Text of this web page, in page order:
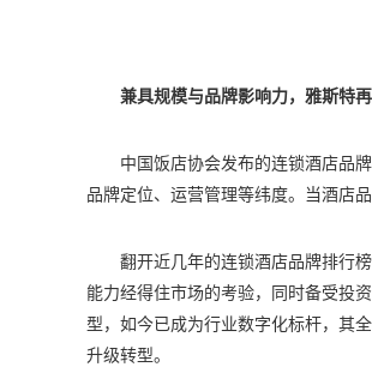
兼具规模与品牌影响力，雅斯特
中国饭店协会发布的连锁酒店品
品牌定位、运营管理等纬度。当酒店
翻开近几年的连锁酒店品牌排行
能力经得住市场的考验，同时备受投
型，如今已成为行业数字化标杆，其
升级转型。